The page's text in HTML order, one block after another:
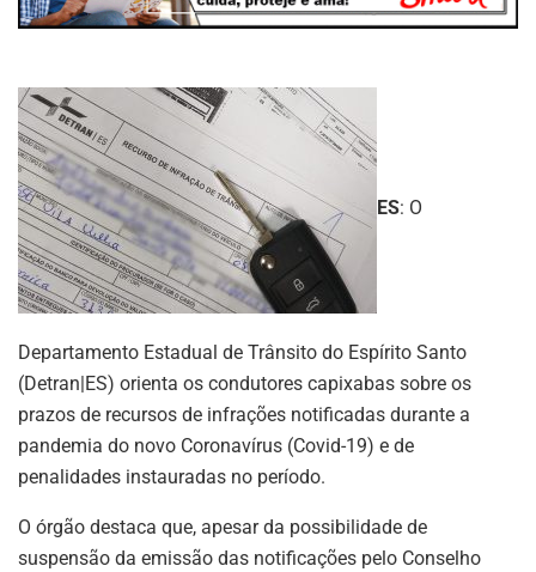
ES: O
Departamento Estadual de Trânsito do Espírito Santo
(Detran|ES) orienta os condutores capixabas sobre os
prazos de recursos de infrações notificadas durante a
pandemia do novo Coronavírus (Covid-19) e de
penalidades instauradas no período.
O órgão destaca que, apesar da possibilidade de
suspensão da emissão das notificações pelo Conselho